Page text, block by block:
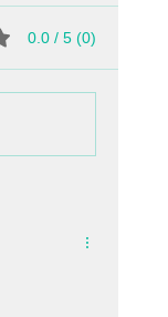
yo después del
0.0 / 5 (0)